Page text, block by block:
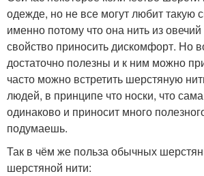
одежде, но не все могут любит такую
именно потому что она нить из
свойство приносить дискомфорт. Но
достаточно полезны и к ним можно
часто можно встретить шерстяную
людей, в принципе что носки, что
одинаково и приносит много
подумаешь.
Так в чём же польза обычных
шерстяной нити: